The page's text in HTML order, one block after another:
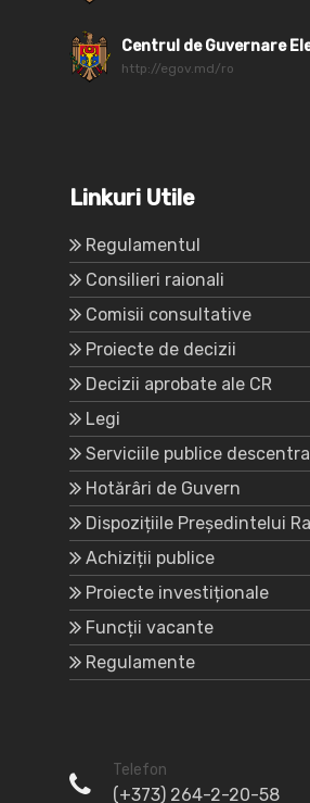
Centrul de Guvernare
http://egov.md/ro
Linkuri Utile
Regulamentul
Consilieri raionali
Comisii consultative
Proiecte de decizii
Decizii aprobate ale CR
Legi
Serviciile publice
Hotărâri de Guvern
Dispozițiile Președintelui
Achiziții publice
Proiecte investiționale
Funcții vacante
Regulamente
Telefon
(+373) 264-2-20-58